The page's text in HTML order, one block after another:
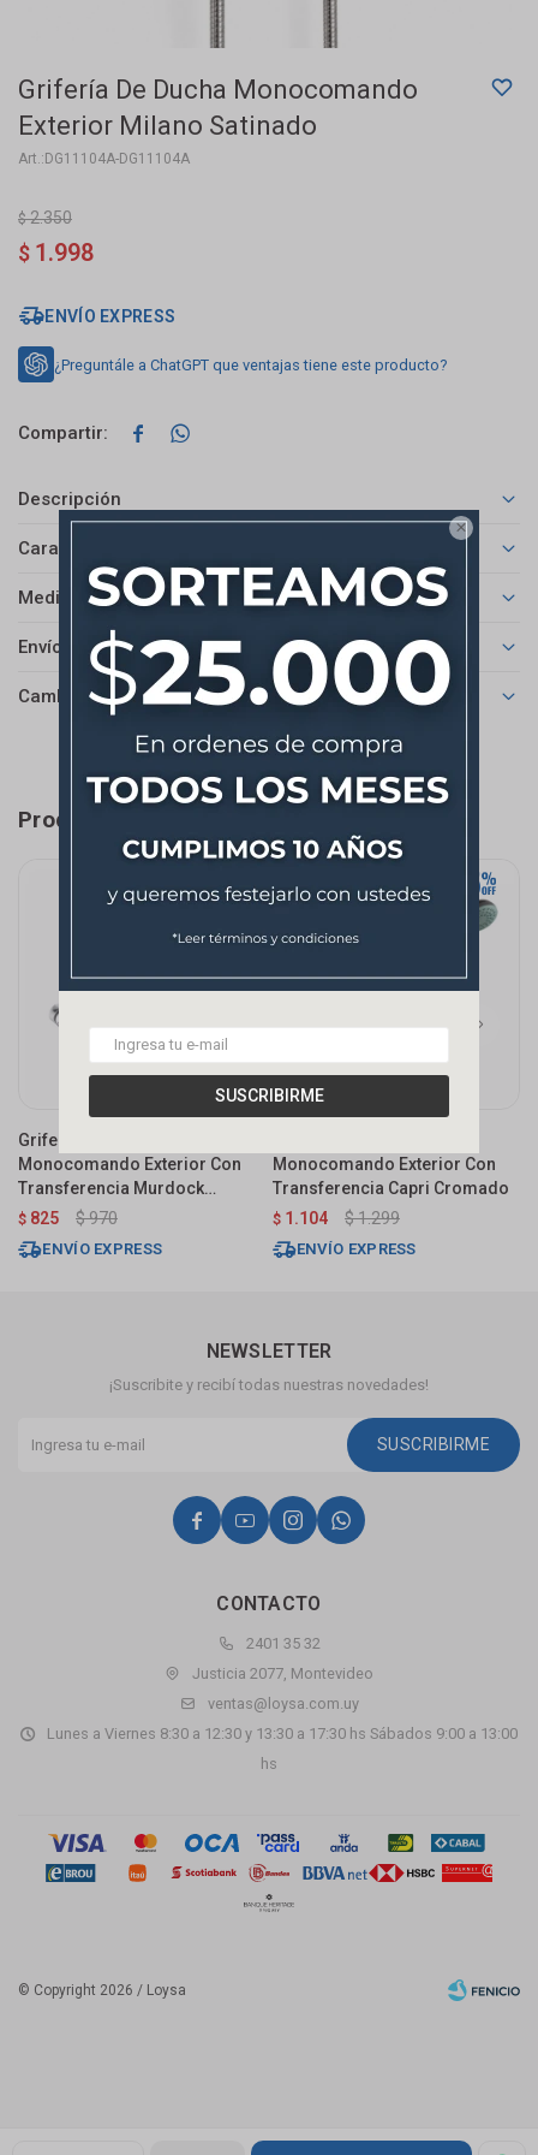

SUSCRIBIRME
Grifería De Ducha Monocomando
Exterior Milano Satinado
DG11104A-DG11104A
$ 1.998
$ 2.350
ENVÍO EXPRESS
¿Preguntále a ChatGPT que ventajas tiene este producto?
 
Descripción
Características
Medios de pago
Envíos
Cambios y Devoluciones
Productos que te pueden interesar
Grifería De Ducha
Monocomando Exterior Con
Transferencia Murdock
Cromado Brillante
$ 825 $970
ENVÍO EXPRESS
Monocomando Exterior Con
Transferencia Capri Cromado
$ 1.104 $1.299
ENVÍO EXPRESS
CONTACTO
2401 35 32
Justicia 2077, Montevideo
ventas@loysa.com.uy
Lunes a Viernes 8:30 a 12:30 y 13:30 a 17:30 hs Sábados 9:00 a 13:00
hs
NEWSLETTER
¡Suscribite y recibí todas nuestras novedades!
SUSCRIBIRME
   
© Copyright 2026 / Loysa